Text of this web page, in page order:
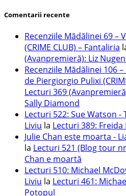
Comentarii recente
Recenziile Mădălinei 69 –
(CRIME CLUB) – Fantaliria
(Avanpremieră): Liz
Recenziile Mădălinei 106
de Piergiorgio Pulixi
Lecturi 369
Sally Diamond
Lecturi 522: Sue Watson -
Liviu la Lecturi 389:
Julie Chan este moarta -
la Lecturi 521 (Blog tour
Chan e moartă
Lecturi 510: Michael
Liviu la Lecturi 461:
Potopul